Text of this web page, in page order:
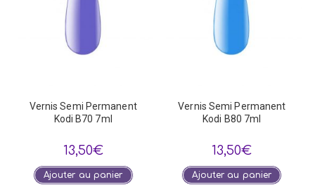
Vernis Semi Permanent
Kodi B70 7ml
13,50€
Ajouter au panier
Vernis Semi Permanent
Kodi B80 7ml
13,50€
Ajouter au panier